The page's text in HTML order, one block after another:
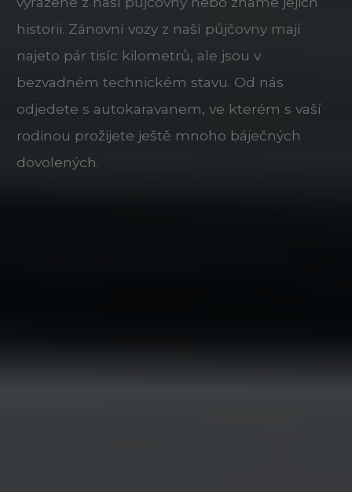
historii. Zánovní vozy z naší půjčovny mají
najeto pár tisíc kilometrů, ale jsou v
bezvadném technickém stavu. Od nás
odjedete s autokaravanem, ve kterém s vaší
rodinou prožijete ještě mnoho báječných
dovolených.